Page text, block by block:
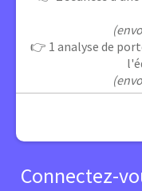
👉 1 analyse de
Connectez-